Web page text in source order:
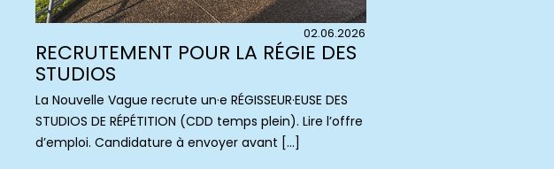
02.06.2026
RECRUTEMENT POUR LA RÉGIE DES
STUDIOS
La Nouvelle Vague recrute un·e RÉGISSEUR·EUSE DES
STUDIOS DE RÉPÉTITION (CDD temps plein). Lire l’offre
d’emploi. Candidature à envoyer avant […]